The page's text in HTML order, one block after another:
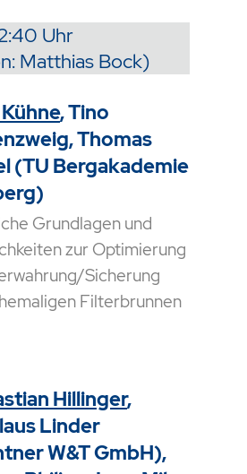
Uhr
Matthias Bock)
, Tino
Thomas
(TU Bergakademie
Grundlagen und
zur Optimierung
Sicherung
Filterbrunnen
Hillinger,
Linder
W&T GmbH),